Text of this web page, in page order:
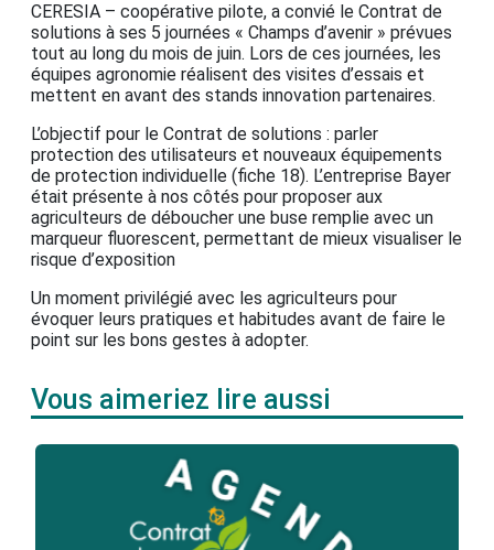
CERESIA – coopérative pilote, a convié le Contrat de
solutions à ses 5 journées « Champs d’avenir » prévues
tout au long du mois de juin. Lors de ces journées, les
équipes agronomie réalisent des visites d’essais et
mettent en avant des stands innovation partenaires.
L’objectif pour le Contrat de solutions : parler
protection des utilisateurs et nouveaux équipements
de protection individuelle (fiche 18). L’entreprise Bayer
était présente à nos côtés pour proposer aux
agriculteurs de déboucher une buse remplie avec un
marqueur fluorescent, permettant de mieux visualiser le
risque d’exposition
Un moment privilégié avec les agriculteurs pour
évoquer leurs pratiques et habitudes avant de faire le
point sur les bons gestes à adopter.
Vous aimeriez lire aussi